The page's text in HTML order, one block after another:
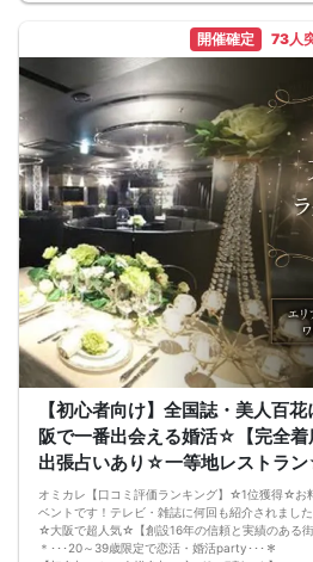
MCによる席替え‼︎約20分に1度可能な限り席替え
お店自慢のお料理を召し上がって頂きながら、ゆ
《結婚式の二次会の有名な会場で完全着席PARTY》
完全着席スタイルですので、立食形式が苦手な方
落ち着いた空間での交流が楽しめます！
《一人参加、初参加大歓迎》
完全着席スタイルですのでひとりぼっちになるこ
者様同士の席の配置。
スタッフのフォローが人気の理由です。
《恋人、友人、人脈、必ず出会える！大阪で超人
□結婚がしたい
□恋人が欲しい
□友人を増やしたい
□人脈を広げたい
□日常に刺激が欲しい
□お酒が大好き
□楽しいことが大好き
□飲み会が大好き
□確実に出会える街コンに参加したい人
□一緒に合コン・コンパに行ける飲み友が欲しい人
□家と職場の往復の毎日を変えたい人
《フード》
お店自慢の豪華イタリアンコース料理☆
嬉しい！特製デザート付き♪
《フリードリンク(90L.O)》
☆店員さんがご丁寧に一杯ずつ手作り致します！
100種類以上の豊富なドリンクメニュー♪
□ビール
開催確定 73人
【初心者向け】全国誌・美人百
阪で一番出会える婚活☆【完全着
出張占いあり☆一等地レストラ
オミカレ【口コミ評価ランキング】☆1位獲得☆お
ベントです！テレビ・雑誌に何回も紹介されまし
☆大阪で超人気☆【創設16年の信頼と実績のある街
＊･･･20～39歳限定で恋活・婚活party･･･＊